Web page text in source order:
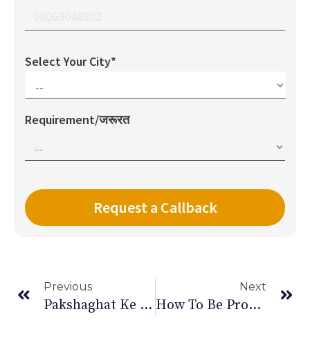
Select Your City*
Requirement/जरूरत
Previous
Pakshaghat Ke Liye Aahar
Next
How To Be Productive While Working From Home